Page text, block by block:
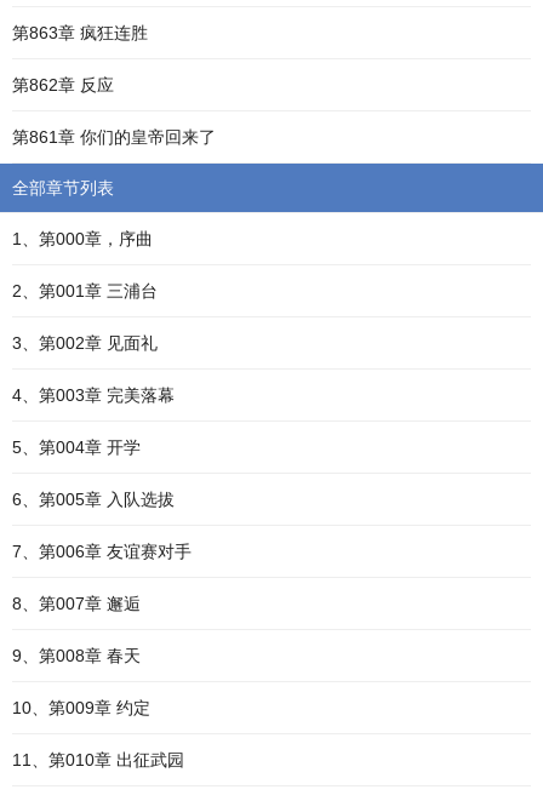
第863章 疯狂连胜
第862章 反应
第861章 你们的皇帝回来了
全部章节列表
1、第000章，序曲
2、第001章 三浦台
3、第002章 见面礼
4、第003章 完美落幕
5、第004章 开学
6、第005章 入队选拔
7、第006章 友谊赛对手
8、第007章 邂逅
9、第008章 春天
10、第009章 约定
11、第010章 出征武园